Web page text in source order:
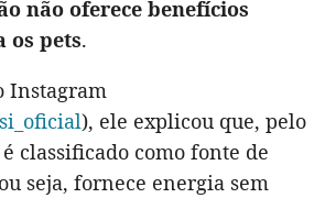
não oferece benefícios
os pets.
Instagram
), ele explicou que, pelo
classificado como fonte de
seja, fornece energia sem